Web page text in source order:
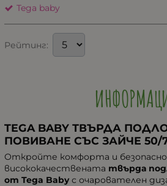
Tega baby
Рейтинг:
TEGA BABY ТВЪРДА
ПОВИВАНЕ СЪС ЗАЙЧЕ 50/
Откройте комфорта и
висококачествената твърда
от Tega Babyс очарователен